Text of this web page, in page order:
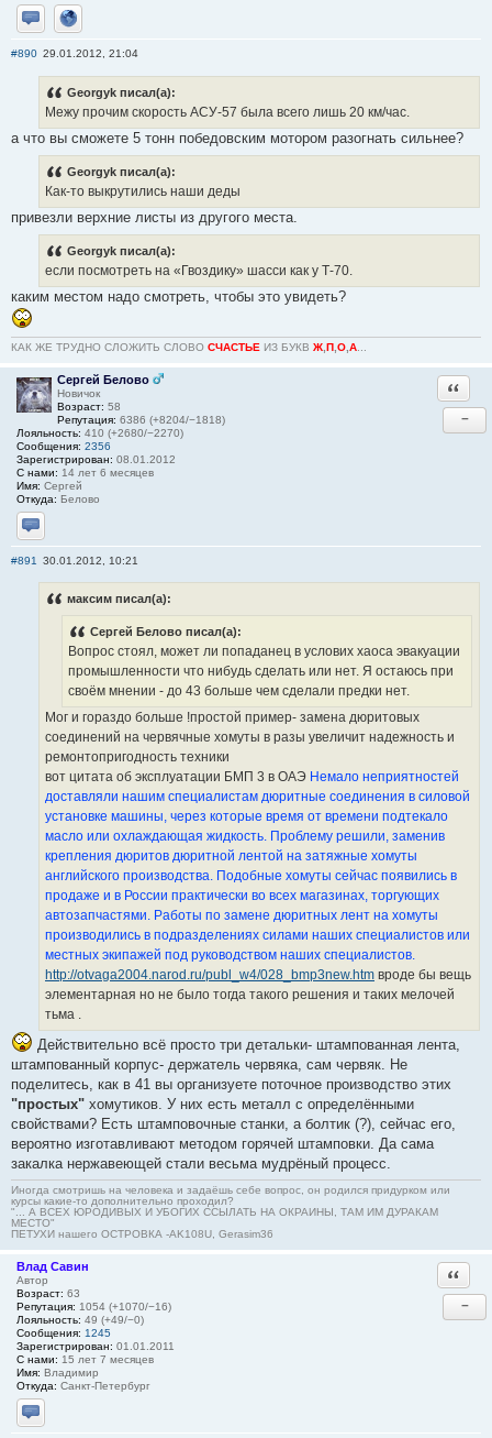
Отправить личное сообщение
Сайт
#890 29.01.2012, 21:04
Georgyk писал(а):
Межу прочим скорость АСУ-57 была всего лишь 20 км/час.
а что вы сможете 5 тонн победовским мотором разогнать сильнее?
Georgyk писал(а):
Как-то выкрутились наши деды
привезли верхние листы из другого места.
Georgyk писал(а):
если посмотреть на «Гвоздику» шасси как у Т-70.
каким местом надо смотреть, чтобы это увидеть?
КАК ЖЕ ТРУДНО СЛОЖИТЬ СЛОВО СЧАСТЬЕ ИЗ БУКВ Ж П О А
Сергей Белово
Новичок
Возраст: 58
Репутация: 6386 (+8204/−1818)
Лояльность: 410 (+2680/−2270)
Сообщения: 2356
Зарегистрирован: 08.01.2012
С нами: 14 лет 6 месяцев
Имя: Сергей
Откуда: Белово
Отправить личное сообщение
−
#891 30.01.2012, 10:21
максим писал(а):
Сергей Белово писал(а):
Вопрос стоял, может ли попаданец в услових хаоса эвакуации
промышленности что нибудь сделать или нет. Я остаюсь при
своём мнении - до 43 больше чем сделали предки нет.
Мог и гораздо больше !простой пример- замена дюритовых
соединений на червячные хомуты в разы увеличит надежность и
ремонтопригодность техники
вот цитата об эксплуатации БМП 3 в ОАЭ Немало неприятностей
доставляли нашим специалистам дюритные соединения в силовой
установке машины, через которые время от времени подтекало
масло или охлаждающая жидкость. Проблему решили, заменив
крепления дюритов дюритной лентой на затяжные хомуты
английского производства. Подобные хомуты сейчас появились в
продаже и в России практически во всех магазинах, торгующих
автозапчастями. Работы по замене дюритных лент на хомуты
производились в подразделениях силами наших специалистов или
местных экипажей под руководством наших специалистов.
http://otvaga2004.narod.ru/publ_w4/028_bmp3new.htm вроде бы вещь
элементарная но не было тогда такого решения и таких мелочей
тьма .
Действительно всё просто три детальки- штампованная лента,
штампованный корпус- держатель червяка, сам червяк. Не
поделитесь, как в 41 вы организуете поточное производство этих
"простых" хомутиков. У них есть металл с определёнными
свойствами? Есть штамповочные станки, а болтик (?), сейчас его,
вероятно изготавливают методом горячей штамповки. Да сама
закалка нержавеющей стали весьма мудрёный процесс.
Иногда смотришь на человека и задаёшь себе вопрос, он родился придурком или
курсы какие-то дополнительно проходил?
"... А ВСЕХ ЮРОДИВЫХ И УБОГИХ ССЫЛАТЬ НА ОКРАИНЫ, ТАМ ИМ ДУРАКАМ
МЕСТО"
ПЕТУХИ нашего ОСТРОВКА -AK108U, Gerasim36
Влад Савин
Автор
Возраст: 63
Репутация: 1054 (+1070/−16)
Лояльность: 49 (+49/−0)
Сообщения: 1245
Зарегистрирован: 01.01.2011
С нами: 15 лет 7 месяцев
Имя: Владимир
Откуда: Санкт-Петербург
Отправить личное сообщение
−